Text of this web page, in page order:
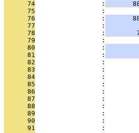
      74
                 :
      75
:
      76
                 :
      77
                 :
      78
                 :
      79
:
      80
                 :
      81
                 :
      82
:
      83
:
      84
:
      85
:
      86
:
      87
:
      88
:
      89
:
      90
:
      91
: